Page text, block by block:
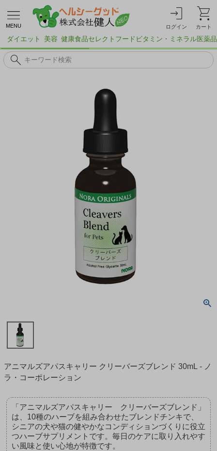
MENU ログイン カート
ダイエット 美容 健康食品セレクトフード ビタミン・ミネラル医薬品
アニマルズアパスキャリー クリーバーズブレンド 30mL - ノ
ラ・コーポレーション
「アニマルズアパスキャリー クリーバーズブレンド」
は、10種のハーブを組み合わせたブレンドチンキで、
シニアの犬や猫の健やかなコンディションづくりに役立
つハーブサプリメントです。毎日のケアに取り入れやす
い風味と使い心地が特徴です。